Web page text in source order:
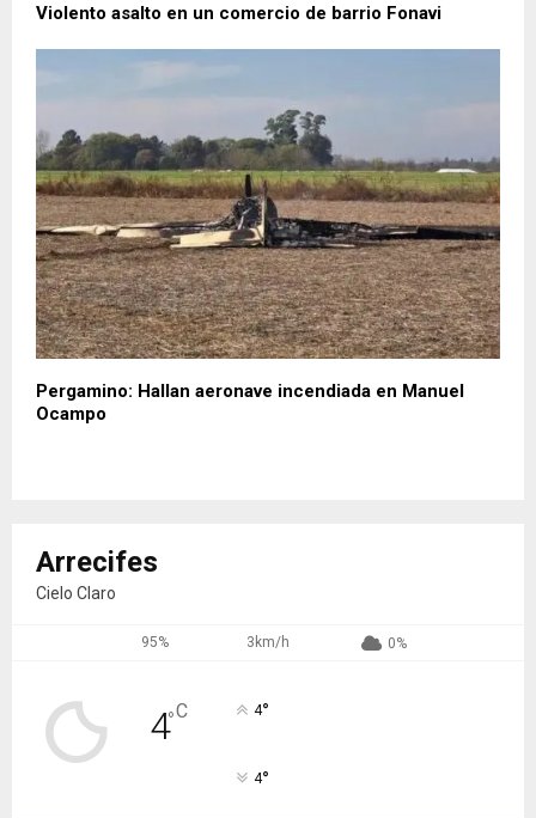
Violento asalto en un comercio de barrio Fonavi
Pergamino: Hallan aeronave incendiada en Manuel
Ocampo
Arrecifes
Cielo Claro
95% 3km/h 0%
4°C 4°
4°